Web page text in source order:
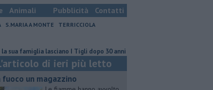
Animali Pubblicità Contatti
S.MARIA A MONTE TERRICCIOLA
lasciano I Tigli dopo 30 anni Bus, la Provincia evita lo stop del
di ieri più letto
fuoco un magazzino